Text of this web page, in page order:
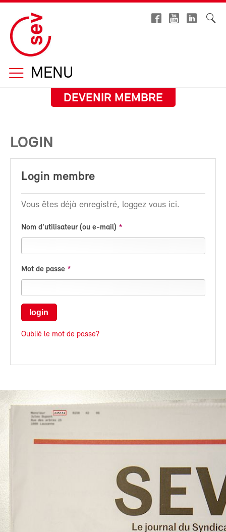
MENU
DEVENIR MEMBRE
LOGIN
Login membre
Vous êtes déjà enregistré, loggez vous ici.
Nom d'utilisateur (ou e-mail)
Mot de passe
login
Oublié le mot de passe?